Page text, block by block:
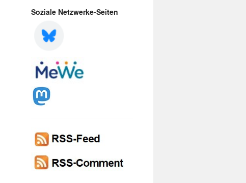
Soziale Netzwerke-Seiten